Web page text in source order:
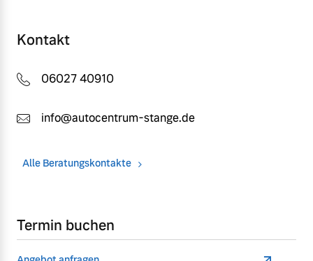
Kontakt
06027 40910
info@autocentrum-stange.de
Alle Beratungskontakte
Termin buchen